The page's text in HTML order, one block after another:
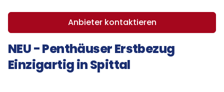
Anbieter kontaktieren
NEU - Penthäuser Erstbezug
Einzigartig in Spittal